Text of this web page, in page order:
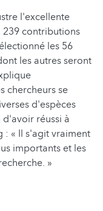
l'excellente
239 contributions
les 56
les autres seront
chercheurs se
d'espèces
d'avoir réussi à
: « Il s'agit vraiment
importants et les
»